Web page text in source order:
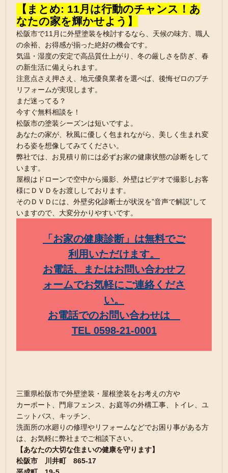
【まとめ: 11月は行動のチャンス！あ
なたの家を輝かせよう】
松阪市で11月に外壁塗装を検討するなら、天候の味方、職人
の余裕、お得感が揃った絶好の機会です。
気温・湿度の安定で高品質仕上がり、冬の厳しさを防ぎ、春
の新生活に備えられます。
注意点さえ押さえ、地元優良業者を選べば、後悔ゼロのプチ
リフォームが実現します。
まだ迷ってる？
今すぐ無料相談を！
松阪市の塗装シーズンは短いですよ。
あなたの家が、秋風に優しく包まれながら、美しく生まれ変
わる姿を想像してみてください。
弊社では、お見積り前には必ずお家の健康状態の診断をして
います。
屋根はドローンで空中から撮影、外壁はビデオで撮影しお客
様にＤＶＤをお渡ししております。
そのＤＶＤには、外壁劣化診断士が状況を”音声で解説”して
いますので、大変分かりやすいです。
「お家の健康診断」は無料でご
利用いただけます。
お電話、またはお問い合わせフ
ォームでお気軽にご連絡くださ
い。
お電話でのお問い合わせは
TEL 0598-21-0001
三重県松阪市で外壁塗装・屋根塗装をお考えの方や
カーポート、門扉フェンス、お庭等の外構工事、トイレ、ユ
ニットバス、キッチン、
洗面所の水廻りの修理やリフォームなどでお困り事がある方
は、お気軽に弊社までご相談下さい。
【あなたの大切な住まいの健康を守ります】
松阪市 川井町 865-17